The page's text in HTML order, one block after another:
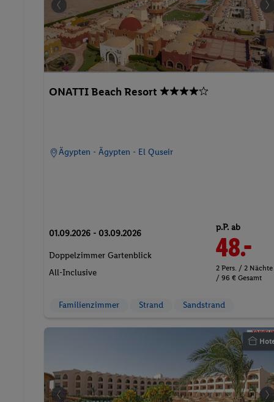
ONATTI Beach Resort
Ägypten - Ägypten - El Quseir
01.09.2026 - 03.09.2026
Doppelzimmer Gartenblick
All-Inclusive
p.P. ab
48.-
2 Pers. / 2 Nächte
/ 96 € Gesamt
Familienzimmer Strand Sandstrand